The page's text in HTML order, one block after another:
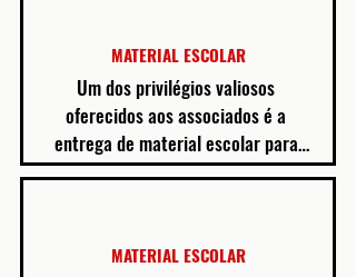
A assistência social e familiar
proporcionada pelo sindicato pode
incluir apoio financeiro em
momentos de dificuldades, como
doenças, acidentes ou outras
disso, o sindicato pode oferecer
MATERIAL ESCOLAR
Um dos privilégios valiosos
oferecidos aos associados é a
entrega de material escolar para
seus filhos no início do ano letivo.
material necessário para o sucesso
MATERIAL ESCOLAR